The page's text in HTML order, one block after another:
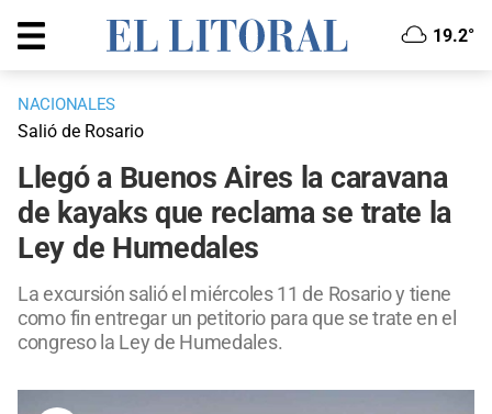
19.2°
NACIONALES
Salió de Rosario
Llegó a Buenos Aires la caravana
de kayaks que reclama se trate la
Ley de Humedales
La excursión salió el miércoles 11 de Rosario y tiene
como fin entregar un petitorio para que se trate en el
congreso la Ley de Humedales.